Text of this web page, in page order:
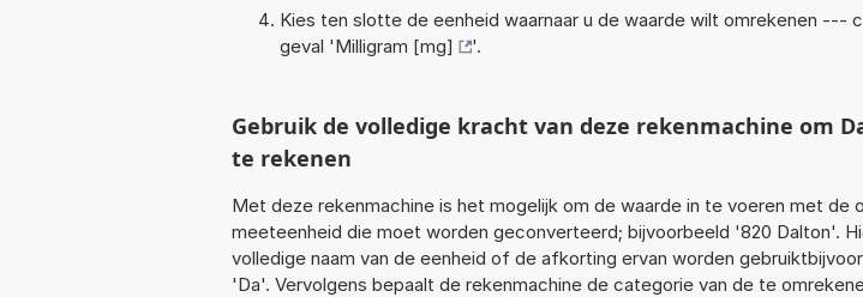
Kies ten slotte de eenheid waarnaar u de waarde wilt omrekenen ---
geval 'Milligram [mg] '.
Gebruik de volledige kracht van deze rekenmachine om
te rekenen
Met deze rekenmachine is het mogelijk om de waarde in te voeren met de
meeteenheid die moet worden geconverteerd; bijvoorbeeld '820 Dalton'.
volledige naam van de eenheid of de afkorting ervan worden
'Da'. Vervolgens bepaalt de rekenmachine de categorie van de te